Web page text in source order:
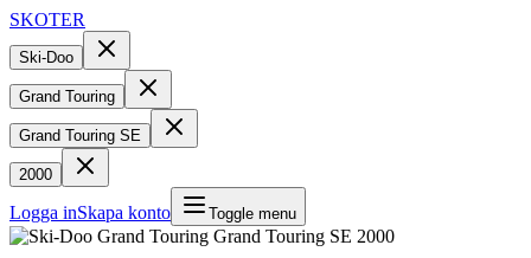
SKOTER
Ski-Doo
Grand Touring
Grand Touring SE
2000
Logga inSkapa konto Toggle menu